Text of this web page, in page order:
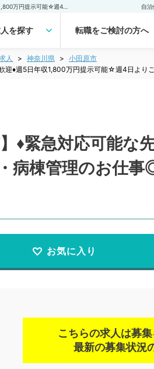
自
を探す 転職をご検討の方へ
人 神奈川県
小田原市
迎♦週5日年収1,800万円提示可能☆週4日よ
】♦緊急対応可能
病棟管理のお仕
お気に入り
こちらの求人は募
最新の募集状況